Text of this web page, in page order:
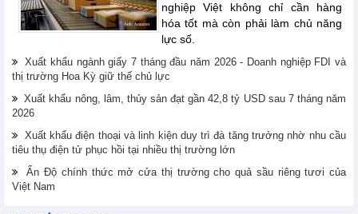
nghiệp Việt không chỉ cần hàng
hóa tốt mà còn phải làm chủ năng
lực số.
Xuất khẩu ngành giấy 7 tháng đầu năm 2026 - Doanh nghiệp FDI và
thị trường Hoa Kỳ giữ thế chủ lực
Xuất khẩu nông, lâm, thủy sản đạt gần 42,8 tỷ USD sau 7 tháng năm
2026
Xuất khẩu điện thoại và linh kiện duy trì đà tăng trưởng nhờ nhu cầu
tiêu thụ điện tử phục hồi tại nhiều thị trường lớn
Ấn Độ chính thức mở cửa thị trường cho quả sầu riêng tươi của
Việt Nam